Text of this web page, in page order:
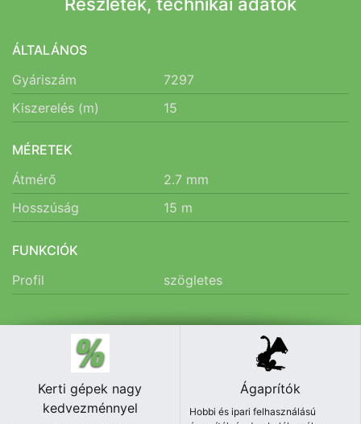
ÁLTALÁNOS
Gyáriszám
7297
Kiszerelés (m)
15
MÉRETEK
Átmérő
2.7 mm
Hosszúság
15 m
FUNKCIÓK
Profil
szögletes
Kerti gépek nagy
kedvezménnyel
Ágaprítók
Hobbi és ipari felhasználású